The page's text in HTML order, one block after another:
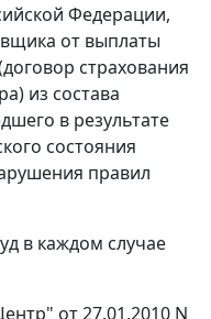
Федерации,
от выплаты
страхования
из состава
в результате
состояния
правил
в каждом случае
от 27.01.2010 N